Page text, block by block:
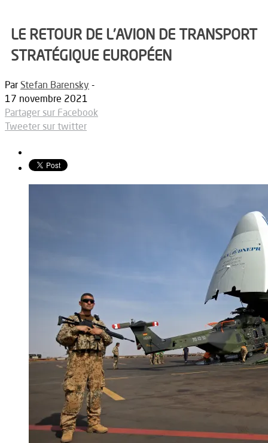
LE RETOUR DE L’AVION DE TRANSPORT
STRATÉGIQUE EUROPÉEN
Par Stefan Barensky -
17 novembre 2021
Partager sur Facebook
Tweeter sur twitter